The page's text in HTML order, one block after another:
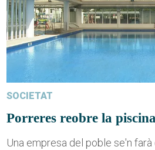
SOCIETAT
Porreres reobre la
Una empresa del poble se'n